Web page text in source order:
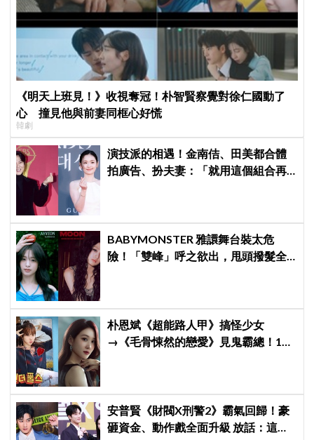
《明天上班見！》收視奪冠！朴智賢察覺對徐仁國動了
心 撞見他與前妻同框心好慌
韓劇
演技派的相遇！金南佶、田美都合體
拍廣告、扮夫妻：「就用這個組合再
BABYMONSTER 雅譞舞台裝太危
險！「雙峰」呼之欲出，甩頭撥髮全
朴恩斌《超能路人甲》搞怪少女
→《毛骨悚然的戀愛》見鬼霸總！180
安普賢《財閥X刑警2》霸氣回歸！豪
砸資金、動作戲全面升級 放話：這次